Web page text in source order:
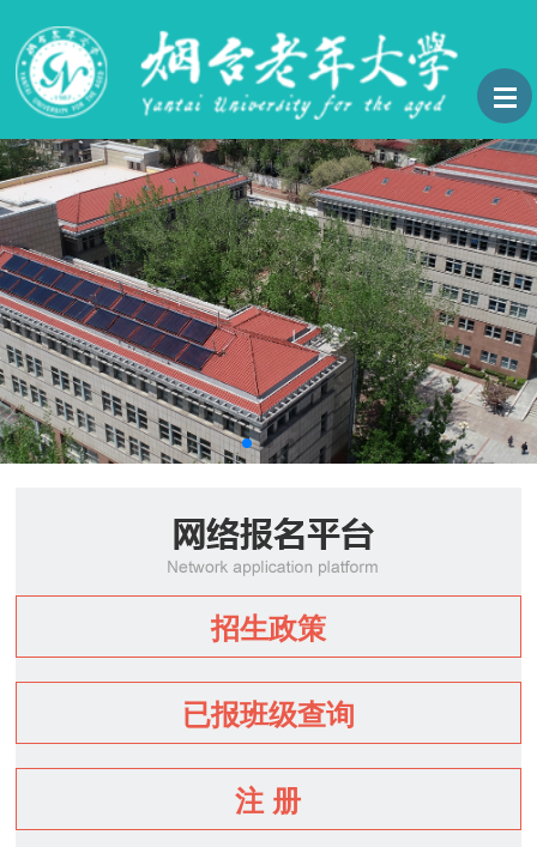
招生政策
已报班级查询
注 册